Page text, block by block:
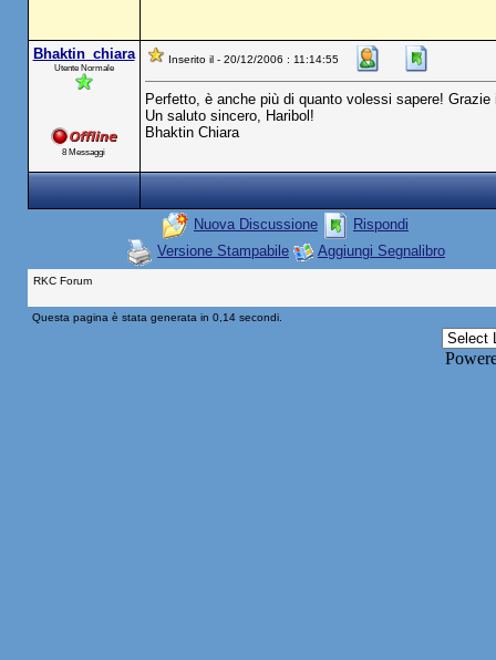
Bhaktin_chiara
Utente Normale
8 Messaggi
Inserito il - 20/12/2006 : 11:14:55
Perfetto, è anche più di quanto volessi sapere! Grazie
Un saluto sincero, Haribol!
Bhaktin Chiara
Nuova Discussione
Rispondi
Versione Stampabile
Aggiungi Segnalibro
RKC Forum
Questa pagina è stata generata in 0,14 secondi.